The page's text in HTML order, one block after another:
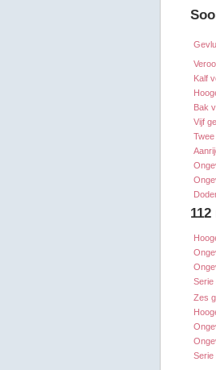
Kalf
Bak
Vijf
Serie
Zes
Serie